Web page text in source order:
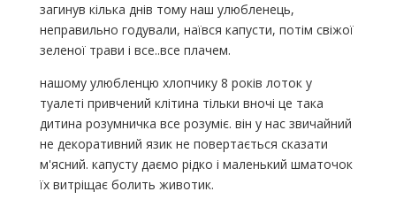
загинув кілька днів тому наш улюбленець,
неправильно годували, наївся капусти, потім свіжої
зеленої трави і все..все плачем.
нашому улюбленцю хлопчику 8 років лоток у
туалеті привчений клітина тільки вночі це така
дитина розумничка все розуміє. він у нас звичайний
не декоративний язик не повертається сказати
м'ясний. капусту даємо рідко і маленький шматочок
їх витріщає болить животик.